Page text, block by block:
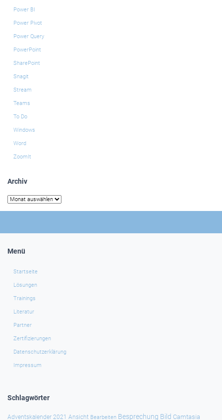
Power BI
Power Pivot
Power Query
PowerPoint
SharePoint
Snagit
Stream
Teams
To Do
Windows
Word
ZoomIt
Archiv
Archiv
Menü
Startseite
Lösungen
Trainings
Literatur
Partner
Zertifizierungen
Datenschutzerklärung
Impressum
Schlagwörter
Adventskalender 2021 Ansicht Bearbeiten Besprechung Bild Camtasia